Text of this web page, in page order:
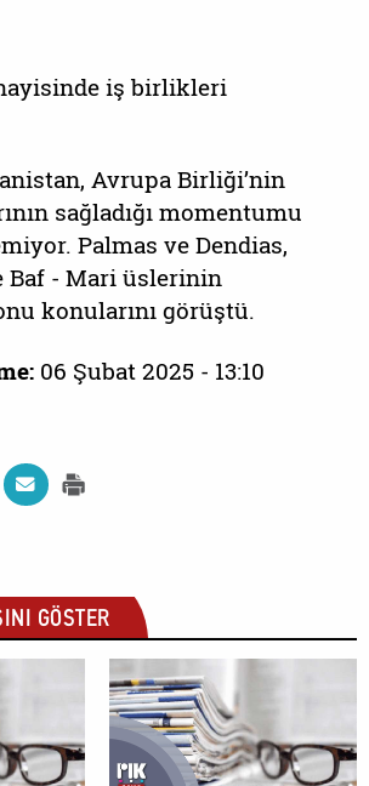
iş birlikleri
Avrupa Birliği’nin
sağladığı momentumu
Palmas ve Dendias,
Baf - Mari üslerinin
konularını görüştü.
06 Şubat 2025 - 13:10
GÖSTER